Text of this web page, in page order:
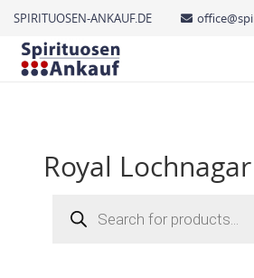
SPIRITUOSEN-ANKAUF.DE
Royal Lochnagar
search